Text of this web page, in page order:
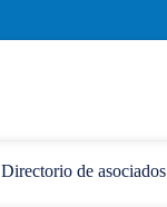
Directorio de asociados